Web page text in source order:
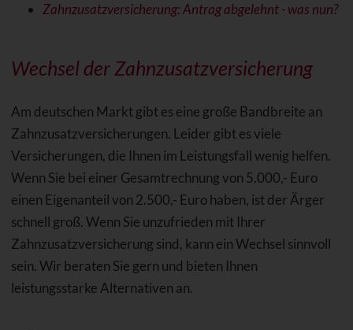
Zahnzusatzversicherung: Antrag abgelehnt - was nun?
Wechsel der Zahnzusatzversicherung
Am deutschen Markt gibt es eine große Bandbreite an
Zahnzusatzversicherungen. Leider gibt es viele
Versicherungen, die Ihnen im Leistungsfall wenig helfen.
Wenn Sie bei einer Gesamtrechnung von 5.000,- Euro
einen Eigenanteil von 2.500,- Euro haben, ist der Ärger
schnell groß. Wenn Sie unzufrieden mit Ihrer
Zahnzusatzversicherung sind, kann ein Wechsel sinnvoll
sein. Wir beraten Sie gern und bieten Ihnen
leistungsstarke Alternativen an.